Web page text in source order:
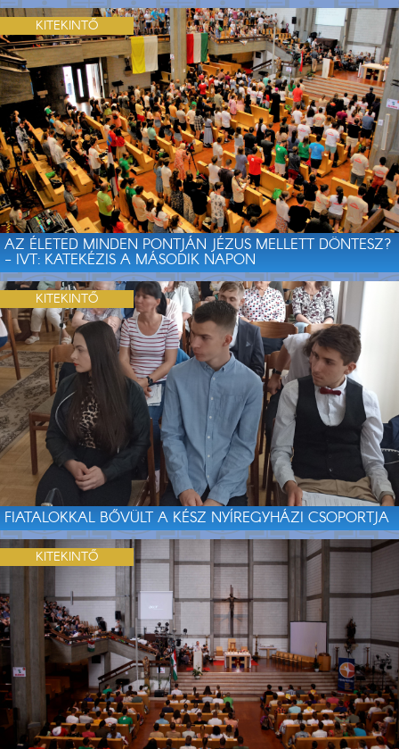
AZ ÉLETED MINDEN PONTJÁN JÉZUS MELLETT DÖNTESZ?
- IVT: KATEKÉZIS A MÁSODIK NAPON
KITEKINTŐ
FIATALOKKAL BŐVÜLT A KÉSZ NYÍREGYHÁZI CSOPORTJA
KITEKINTŐ
KITEKINTŐ